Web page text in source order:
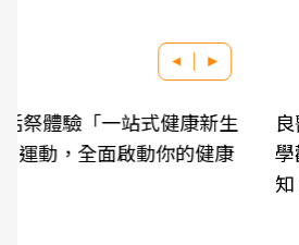
良醫健康網從「換季的身體變
學觀點與日常感受的對話，建
知，進而引導實際的改善行動